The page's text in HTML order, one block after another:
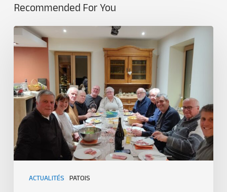
Recommended For You
ACTUALITÉS PATOIS